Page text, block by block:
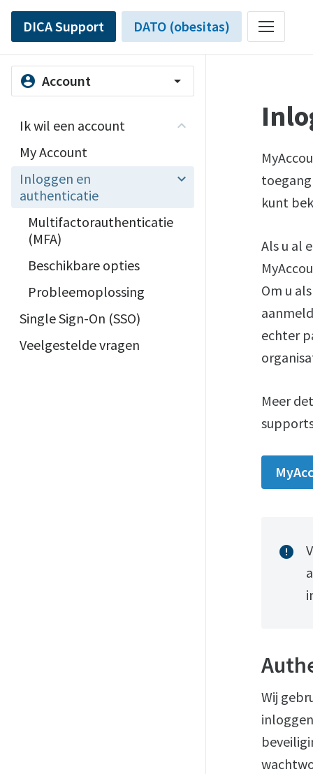
DICA Support DATO (obesitas)
account_circle Account arrow_drop_down
Ik wil een account
My Account
Inloggen en
authenticatie
Multifactorauthenticatie
(MFA)
Beschikbare opties
Probleemoplossing
Single Sign-On (SSO)
Veelgestelde vragen
kunt
Als u al
Om u
echter
Meer
error
Wij